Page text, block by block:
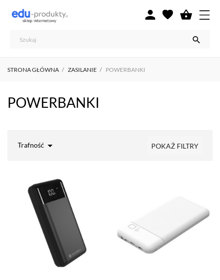



STRONA GŁÓWNA ZASILANIE POWERBANKI
POWERBANKI
Trafność  POKAŻ FILTRY